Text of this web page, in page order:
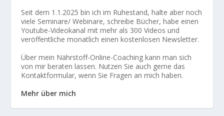
Seit dem 1.1.2025 bin ich im Ruhestand, halte aber noch
viele Seminare/ Webinare, schreibe Bücher, habe einen
Youtube-Videokanal mit mehr als 300 Videos und
veröffentliche monatlich einen kostenlosen Newsletter.
Über mein Nährstoff-Online-Coaching kann man sich
von mir beraten lassen. Nutzen Sie auch gerne das
Kontaktformular, wenn Sie Fragen an mich haben.
Mehr über mich